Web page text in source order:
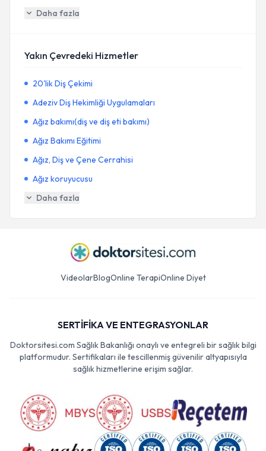
Daha fazla
Yakın Çevredeki Hizmetler
20'lik Diş Çekimi
Adeziv Diş Hekimliği Uygulamaları
Ağız bakımı(diş ve diş eti bakımı)
Ağız Bakımı Eğitimi
Ağız, Diş ve Çene Cerrahisi
Ağız koruyucusu
Daha fazla
VideolarBlogOnline TerapiOnline Diyet
SERTİFİKA VE ENTEGRASYONLAR
Doktorsitesi.com Sağlık Bakanlığı onaylı ve entegreli bir sağlık bilgi
platformudur. Sertifikaları ile tescillenmiş güvenilir altyapısıyla
sağlık hizmetlerine erişim sağlar.